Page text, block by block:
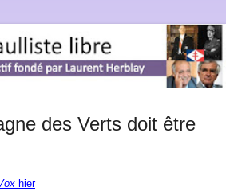
des Verts doit être
hier